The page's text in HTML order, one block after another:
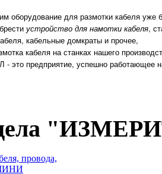
оборудование для размотки кабеля уже
устройство для намотки кабеля,
кабельные домкраты и прочее,
кабеля на станках нашего
это предприятие, успешно работающее